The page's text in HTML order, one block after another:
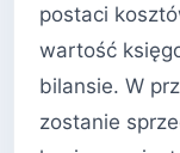
postaci
wartość
bilansie. W
zostanie